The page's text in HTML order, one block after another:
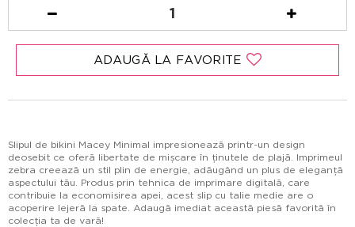
1
ADAUGĂ LA FAVORITE
Slipul de bikini Macey Minimal impresionează printr-un design
deosebit ce oferă libertate de mișcare în ținutele de plajă. Imprimeul
zebra creează un stil plin de energie, adăugând un plus de eleganță
aspectului tău. Produs prin tehnica de imprimare digitală, care
contribuie la economisirea apei, acest slip cu talie medie are o
acoperire lejeră la spate. Adaugă imediat această piesă favorită în
colecția ta de vară!